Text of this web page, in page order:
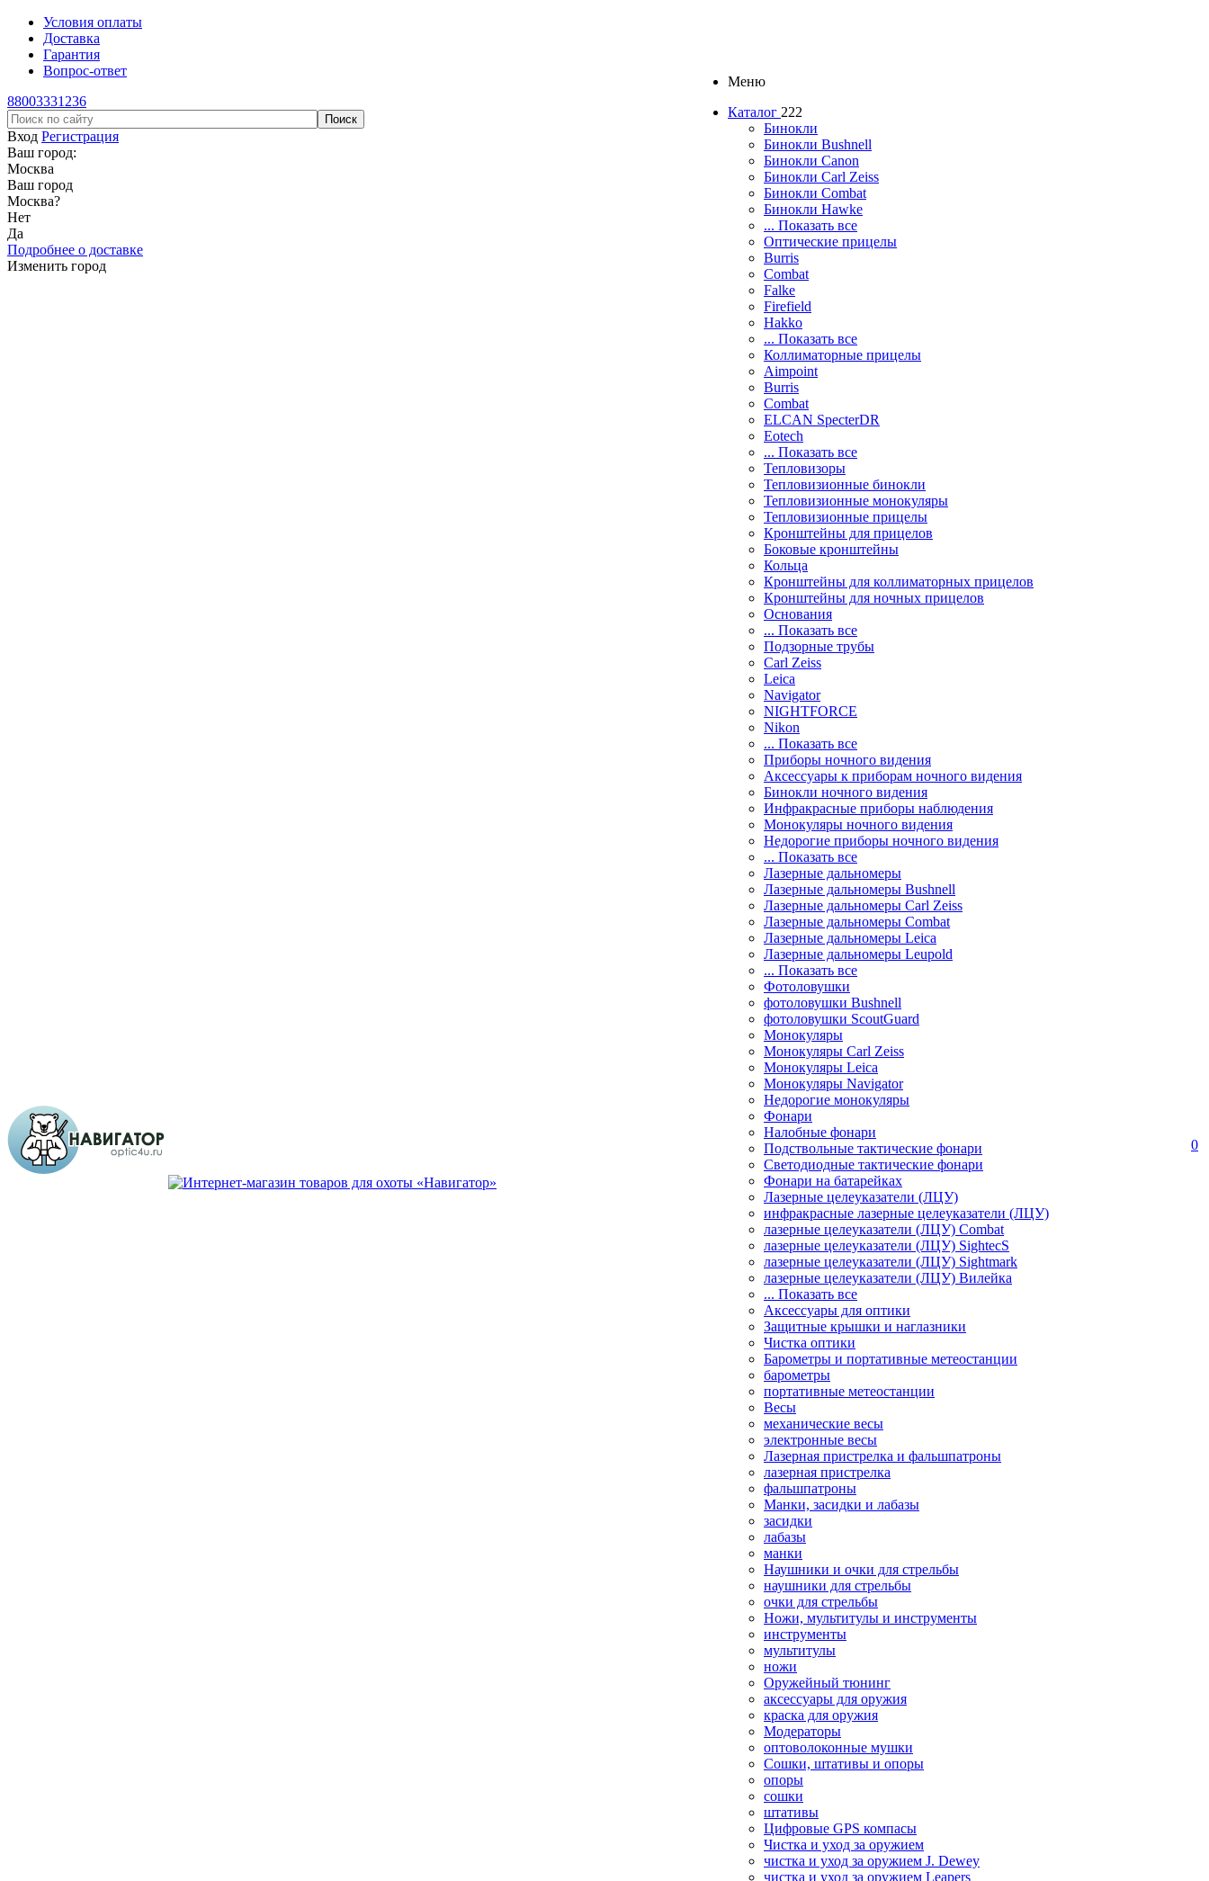
Условия оплаты
Доставка
Гарантия
Вопрос-ответ
88003331236
Вход Регистрация
Ваш город:
Москва
Ваш город
Москва?
Нет
Да
Подробнее о доставке
Изменить город
Меню
Каталог 222
Бинокли
Бинокли Bushnell
Бинокли Canon
Бинокли Carl Zeiss
Бинокли Combat
Бинокли Hawke
... Показать все
Оптические прицелы
Burris
Combat
Falke
Firefield
Hakko
... Показать все
Коллиматорные прицелы
Aimpoint
Burris
Combat
ELCAN SpecterDR
Eotech
... Показать все
Тепловизоры
Тепловизионные бинокли
Тепловизионные монокуляры
Тепловизионные прицелы
Кронштейны для прицелов
Боковые кронштейны
Кольца
Кронштейны для коллиматорных прицелов
Кронштейны для ночных прицелов
Основания
... Показать все
Подзорные трубы
Carl Zeiss
Leica
Navigator
NIGHTFORCE
Nikon
... Показать все
Приборы ночного видения
Аксессуары к приборам ночного видения
Бинокли ночного видения
Инфракрасные приборы наблюдения
Монокуляры ночного видения
Недорогие приборы ночного видения
... Показать все
Лазерные дальномеры
Лазерные дальномеры Bushnell
Лазерные дальномеры Carl Zeiss
Лазерные дальномеры Combat
Лазерные дальномеры Leica
Лазерные дальномеры Leupold
... Показать все
Фотоловушки
фотоловушки Bushnell
фотоловушки ScoutGuard
Монокуляры
Монокуляры Carl Zeiss
Монокуляры Leica
Монокуляры Navigator
Недорогие монокуляры
Фонари
Налобные фонари
Подствольные тактические фонари
Светодиодные тактические фонари
Фонари на батарейках
Лазерные целеуказатели (ЛЦУ)
инфракрасные лазерные целеуказатели (ЛЦУ)
лазерные целеуказатели (ЛЦУ) Combat
лазерные целеуказатели (ЛЦУ) SightecS
лазерные целеуказатели (ЛЦУ) Sightmark
лазерные целеуказатели (ЛЦУ) Вилейка
... Показать все
Аксессуары для оптики
Защитные крышки и наглазники
Чистка оптики
Барометры и портативные метеостанции
барометры
портативные метеостанции
Весы
механические весы
электронные весы
Лазерная пристрелка и фальшпатроны
лазерная пристрелка
фальшпатроны
Манки, засидки и лабазы
засидки
лабазы
манки
Наушники и очки для стрельбы
наушники для стрельбы
очки для стрельбы
Ножи, мультитулы и инструменты
инструменты
мультитулы
ножи
Оружейный тюнинг
аксессуары для оружия
краска для оружия
Модераторы
оптоволоконные мушки
Сошки, штативы и опоры
опоры
сошки
штативы
Цифровые GPS компасы
Чистка и уход за оружием
чистка и уход за оружием J. Dewey
чистка и уход за оружием Leapers
0